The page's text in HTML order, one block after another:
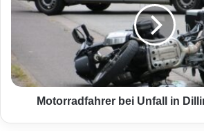
e
i
f
o
a
d
f
Motorradfahrer bei Unfall in